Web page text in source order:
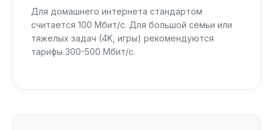
Для домашнего интернета стандартом
считается 100 Мбит/с. Для большой семьи или
тяжелых задач (4K, игры) рекомендуются
тарифы 300-500 Мбит/с.